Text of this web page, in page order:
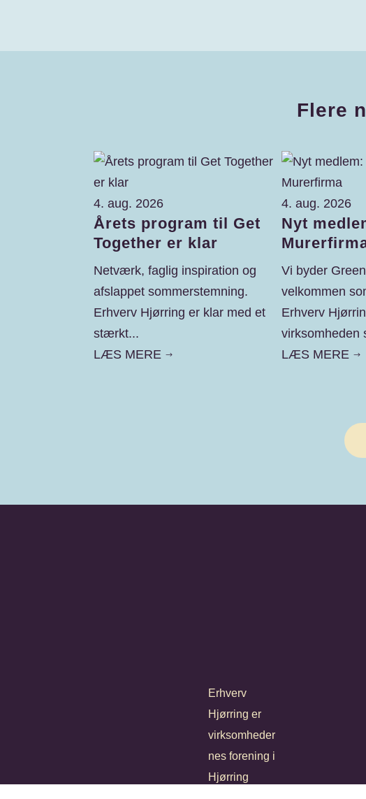
Flere
4. aug. 2026
Årets program til Get
Together er klar
Netværk, faglig inspiration og
afslappet sommerstemning.
Erhverv Hjørring er klar med et
stærkt...
LÆS MERE $
4. aug. 2026
Nyt
Vi byder
velkommen
Erhverv
virksomheden
LÆS MERE $
Erhverv
Hjørring er
virksomheder
nes forening i
Hjørring